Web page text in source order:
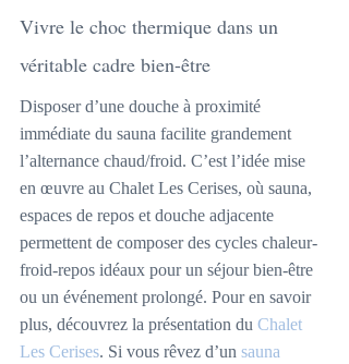
Vivre le choc thermique dans un
véritable cadre bien-être
Disposer d’une douche à proximité
immédiate du sauna facilite grandement
l’alternance chaud/froid. C’est l’idée mise
en œuvre au Chalet Les Cerises, où sauna,
espaces de repos et douche adjacente
permettent de composer des cycles chaleur-
froid-repos idéaux pour un séjour bien-être
ou un événement prolongé. Pour en savoir
plus, découvrez la présentation du Chalet
Les Cerises. Si vous rêvez d’un sauna